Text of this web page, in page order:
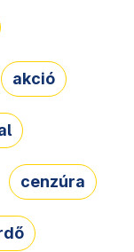
akció
cenzúra